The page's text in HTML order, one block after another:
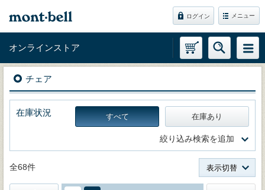
ログイン メニュー
オンラインストア
チェア
在庫状況 すべて 在庫あり
絞り込み検索を追加
全68件 表示切替